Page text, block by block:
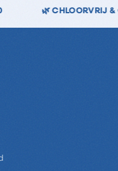
ARM ONDERHOUD